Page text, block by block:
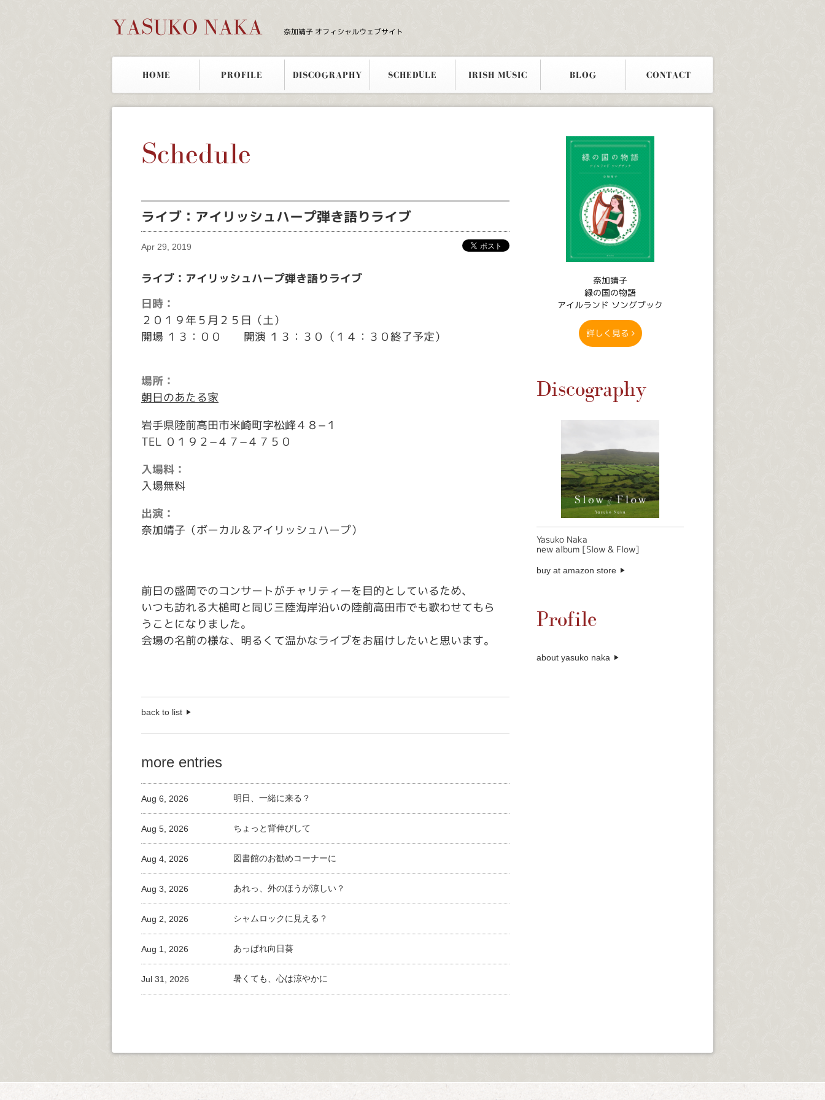
YASUKO NAKA 奈加靖子 オフィシャルウェブサイト
HOME PROFILE DISCOGRAPHY SCHEDULE IRISH MUSIC BLOG CONTACT
Schedule
ライブ：アイリッシュハープ弾き語りライブ
Apr 29, 2019
ライブ：アイリッシュハープ弾き語りライブ
日時：
２０１９年５月２５日（土）
開場 １３：００ 開演 １３：３０（１４：３０終了予定）
場所：
朝日のあたる家
岩手県陸前高田市米崎町字松峰４８−１
TEL ０１９２−４７−４７５０
入場料：
入場無料
出演：
奈加靖子（ボーカル＆アイリッシュハープ）
前日の盛岡でのコンサートがチャリティーを目的としているため、
いつも訪れる大槌町と同じ三陸海岸沿いの陸前高田市でも歌わせてもら
うことになりました。
会場の名前の様な、明るくて温かなライブをお届けしたいと思います。
back to list
more entries
明日、一緒に来る？
Aug 6, 2026
ちょっと背伸びして
Aug 5, 2026
図書館のお勧めコーナーに
Aug 4, 2026
あれっ、外のほうが涼しい？
Aug 3, 2026
シャムロックに見える？
Aug 2, 2026
あっぱれ向日葵
Aug 1, 2026
暑くても、心は涼やかに
Jul 31, 2026
奈加靖子
緑の国の物語
アイルランド ソングブック
詳しく見る
Discography
Yasuko Naka
new album [Slow & Flow]
buy at amazon store
Profile
about yasuko naka